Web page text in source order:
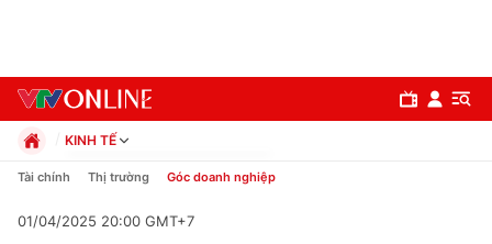
KINH TẾ
Chính trị
Pháp luật
Tài chính Thị trường Góc doanh nghiệp
01/04/2025 20:00 GMT+7